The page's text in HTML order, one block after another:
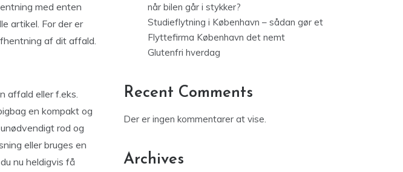
med enten
artikel. For der er
af dit affald.
affald eller f.eks.
en kompakt og
rod og
eller bruges en
nu heldigvis få
når bilen går i stykker?
Studieflytning i København – sådan gør et
Flyttefirma København det nemt
Glutenfri hverdag
Recent Comments
Der er ingen kommentarer at vise.
Archives